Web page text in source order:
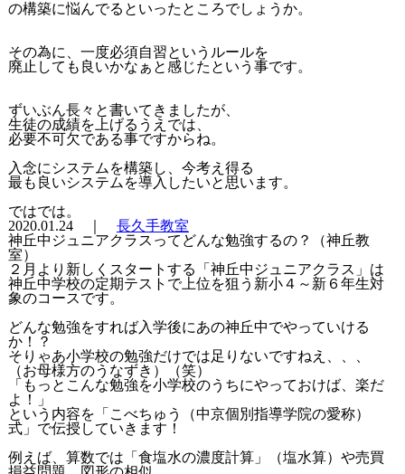
の構築に悩んでるといったところでしょうか。
その為に、一度必須自習というルールを
廃止しても良いかなぁと感じたという事です。
ずいぶん長々と書いてきましたが、
生徒の成績を上げるうえでは、
必要不可欠である事ですからね。
入念にシステムを構築し、今考え得る
最も良いシステムを導入したいと思います。
ではでは。
2020.01.24 ｜ 長久手教室
神丘中ジュニアクラスってどんな勉強するの？（神丘教
室）
２月より新しくスタートする「神丘中ジュニアクラス」は
神丘中学校の定期テストで上位を狙う新小４～新６年生対
象のコースです。
どんな勉強をすれば入学後にあの神丘中でやっていける
か！？
そりゃあ小学校の勉強だけでは足りないですねえ、、、
（お母様方のうなずき）（笑）
「もっとこんな勉強を小学校のうちにやっておけば、楽だ
よ！」
という内容を「こべちゅう（中京個別指導学院の愛称）
式」で伝授していきます！
例えば、算数では「食塩水の濃度計算」（塩水算）や売買